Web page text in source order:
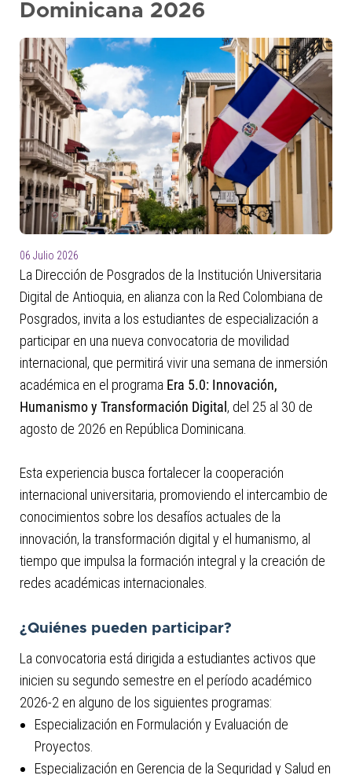
Dominicana 2026
06 Julio 2026
La Dirección de Posgrados de la Institución Universitaria
Digital de Antioquia, en alianza con la Red Colombiana de
Posgrados, invita a los estudiantes de especialización a
participar en una nueva convocatoria de movilidad
internacional, que permitirá vivir una semana de inmersión
académica en el programa Era 5.0: Innovación,
Humanismo y Transformación Digital , del 25 al 30 de
agosto de 2026 en República Dominicana.
Esta experiencia busca fortalecer la cooperación
internacional universitaria, promoviendo el intercambio de
conocimientos sobre los desafíos actuales de la
innovación, la transformación digital y el humanismo, al
tiempo que impulsa la formación integral y la creación de
redes académicas internacionales.
¿Quiénes pueden participar?
La convocatoria está dirigida a estudiantes activos que
inicien su segundo semestre en el período académico
2026-2 en alguno de los siguientes programas:
Especialización en Formulación y Evaluación de
Proyectos.
Especialización en Gerencia de la Seguridad y Salud en